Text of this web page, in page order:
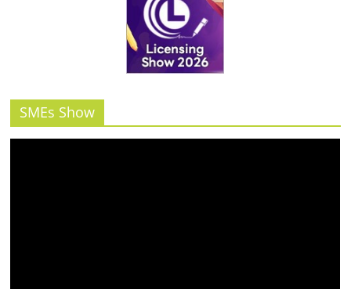
SMEs Show